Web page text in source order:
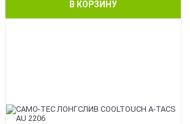
В КОРЗИНУ